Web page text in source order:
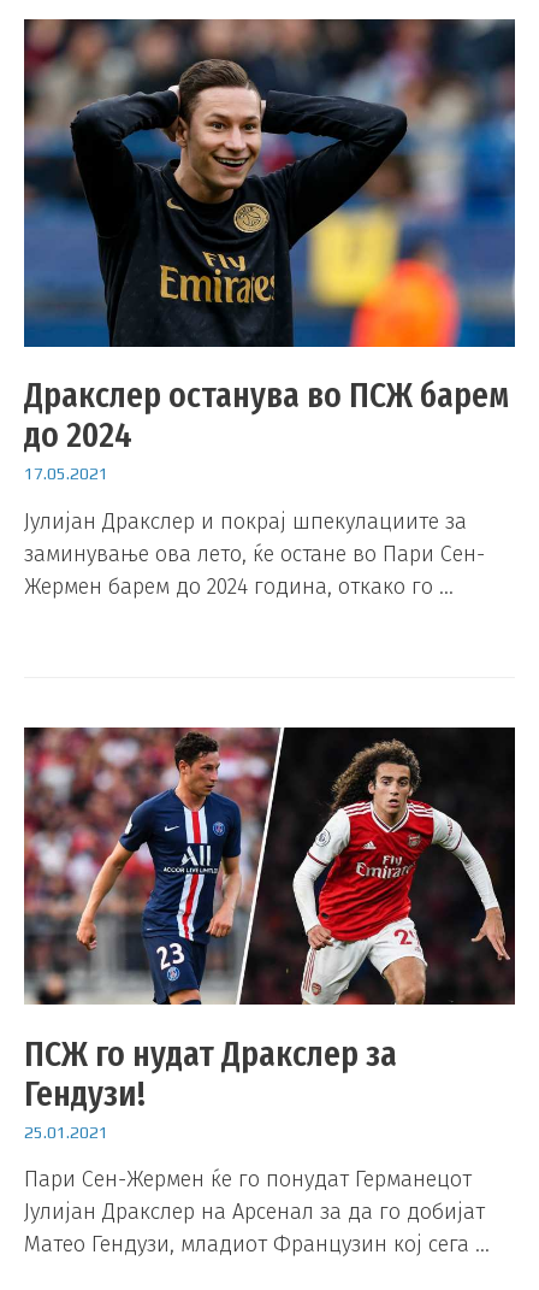
Дракслер останува во ПСЖ барем
до 2024
17.05.2021
Јулијан Дракслер и покрај шпекулациите за
заминување ова лето, ќе остане во Пари Сен-
Жермен барем до 2024 година, откако го …
ПСЖ го нудат Дракслер за
Гендузи!
25.01.2021
Пари Сен-Жермен ќе го понудат Германецот
Јулијан Дракслер на Арсенал за да го добијат
Матео Гендузи, младиот Французин кој сега …